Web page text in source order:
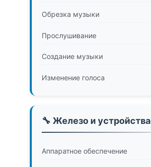
Обрезка музыки
Прослушивание
Создание музыки
Изменение голоса
🔧 Железо и устройства
Аппаратное обеспечение